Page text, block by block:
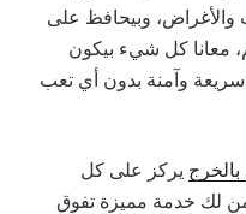
والأغراض، وبيحافظ على
معانا كل شيء بيكون
وآمنة بدون أي تعب
يركز على كل
لك خدمة مميزة تفوق